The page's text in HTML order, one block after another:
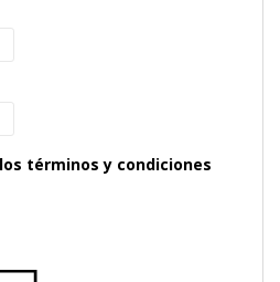
términos y condiciones